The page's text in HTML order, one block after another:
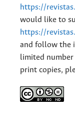
https://
would like to
https://
and follow the
limited
print copies,